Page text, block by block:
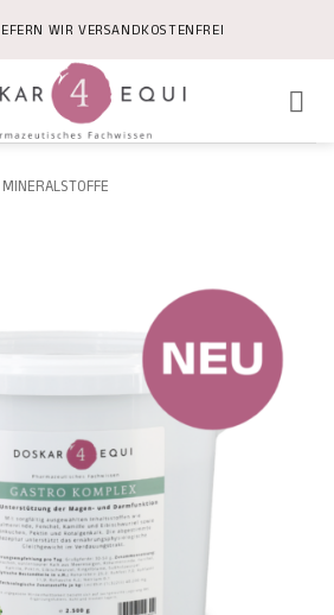
WIR VERSANDKOSTENFREI